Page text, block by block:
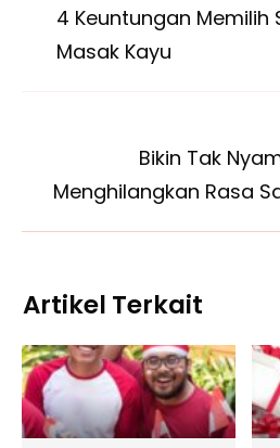
4 Keuntungan Memilih
Masak Kayu
Bikin Tak
Menghilangkan Rasa
Artikel Terkait